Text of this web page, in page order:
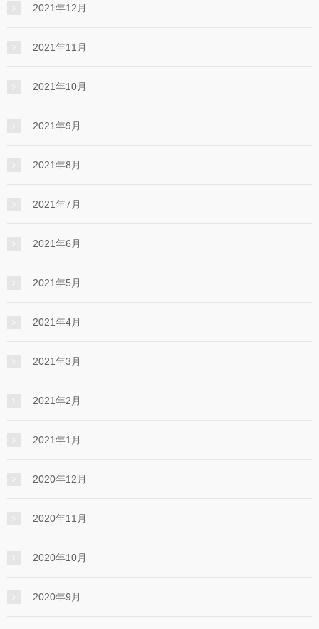
2021年12月
2021年11月
2021年10月
2021年9月
2021年8月
2021年7月
2021年6月
2021年5月
2021年4月
2021年3月
2021年2月
2021年1月
2020年12月
2020年11月
2020年10月
2020年9月